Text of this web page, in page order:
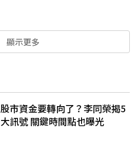
顯示更多
股市資金要轉向了？李同榮揭5
大訊號 關鍵時間點也曝光